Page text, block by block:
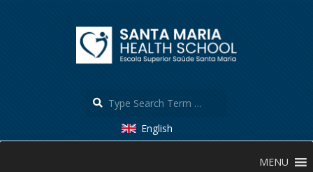
English
MENU